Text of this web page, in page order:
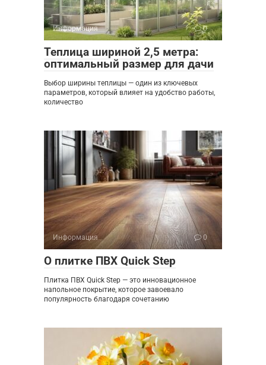
Информация 0
Теплица шириной 2,5 метра:
оптимальный размер для дачи
Выбор ширины теплицы — один из ключевых
параметров, который влияет на удобство работы,
количество
Информация 0
О плитке ПВХ Quick Step
Плитка ПВХ Quick Step — это инновационное
напольное покрытие, которое завоевало
популярность благодаря сочетанию